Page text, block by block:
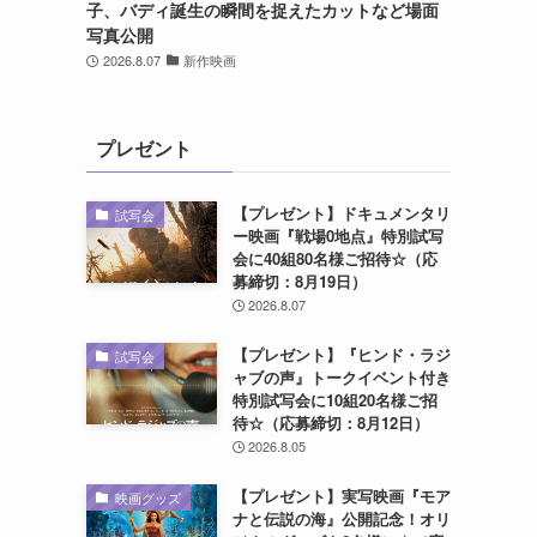
子、バディ誕生の瞬間を捉えたカットなど場面
写真公開
2026.8.07 新作映画
プレゼント
試写会
【プレゼント】ドキュメンタリ
ー映画『戦場0地点』特別試写
会に40組80名様ご招待☆（応
募締切：8月19日）
2026.8.07
試写会
【プレゼント】『ヒンド・ラジ
ャブの声』トークイベント付き
特別試写会に10組20名様ご招
待☆（応募締切：8月12日）
2026.8.05
映画グッズ
【プレゼント】実写映画『モア
ナと伝説の海』公開記念！オリ